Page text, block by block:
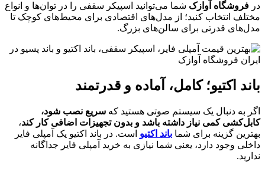
در فروشگاه آوازک شما می‌توانید اسپیکر سقفی را در توان‌ها و انواع
مختلف انتخاب کنید؛ از مدل‌های اقتصادی برای محیط‌های کوچک تا
مدل‌های قدرتی برای سالن‌های بزرگ.
باند اکتیو؛ کامل، آماده و قدرتمند
اگر به دنبال یک سیستم صوتی هستید که سریع نصب شود،
کابل‌کشی کمی نیاز داشته باشد و بدون تجهیزات اضافی کار کند،
بهترین گزینه برای شما باند اکتیو است. در باند اکتیو یک آمپلی فایر
داخلی وجود دارد، یعنی شما نیازی به خرید آمپلی فایر جداگانه
ندارید.